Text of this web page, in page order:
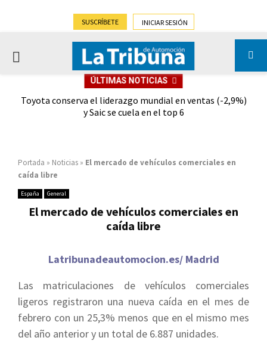
SUSCRÍBETE INICIAR SESIÓN
PRIMARY
ÚLTIMAS NOTICIAS
Toyota conserva el liderazgo mundial en ventas (-2,9%)
y Saic se cuela en el top 6
Portada » Noticias » El mercado de vehículos comerciales en
caída libre
España General
El mercado de vehículos comerciales en
caída libre
Latribunadeautomocion.es/ Madrid
Las matriculaciones de vehículos comerciales
ligeros registraron una nueva caída en el mes de
febrero con un 25,3% menos que en el mismo mes
del año anterior y un total de 6.887 unidades.